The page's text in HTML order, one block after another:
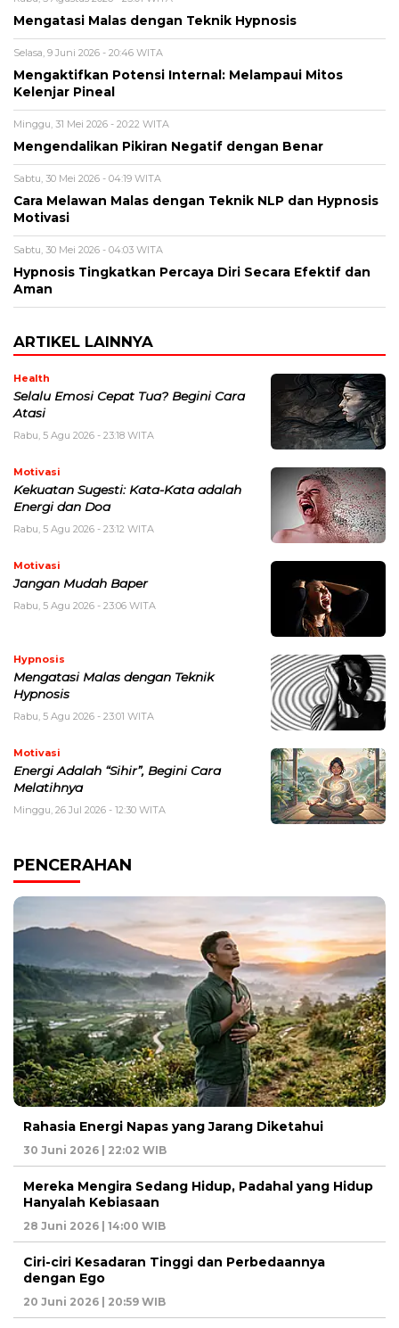
Mengatasi Malas dengan Teknik Hypnosis
Selasa, 9 Juni 2026 - 20:46 WITA
Mengaktifkan Potensi Internal: Melampaui Mitos
Kelenjar Pineal
Minggu, 31 Mei 2026 - 20:22 WITA
Mengendalikan Pikiran Negatif dengan Benar
Sabtu, 30 Mei 2026 - 04:19 WITA
Cara Melawan Malas dengan Teknik NLP dan Hypnosis
Motivasi
Sabtu, 30 Mei 2026 - 04:03 WITA
Hypnosis Tingkatkan Percaya Diri Secara Efektif dan
Aman
ARTIKEL LAINNYA
Health
Selalu Emosi Cepat Tua? Begini Cara
Atasi
Rabu, 5 Agu 2026 - 23:18 WITA
Motivasi
Kekuatan Sugesti: Kata-Kata adalah
Energi dan Doa
Rabu, 5 Agu 2026 - 23:12 WITA
Motivasi
Jangan Mudah Baper
Rabu, 5 Agu 2026 - 23:06 WITA
Hypnosis
Mengatasi Malas dengan Teknik
Hypnosis
Rabu, 5 Agu 2026 - 23:01 WITA
Motivasi
Energi Adalah “Sihir”, Begini Cara
Melatihnya
Minggu, 26 Jul 2026 - 12:30 WITA
PENCERAHAN
Rahasia Energi Napas yang Jarang Diketahui
30 Juni 2026 | 22:02 WIB
Mereka Mengira Sedang Hidup, Padahal yang Hidup
Hanyalah Kebiasaan
28 Juni 2026 | 14:00 WIB
Ciri-ciri Kesadaran Tinggi dan Perbedaannya
dengan Ego
20 Juni 2026 | 20:59 WIB